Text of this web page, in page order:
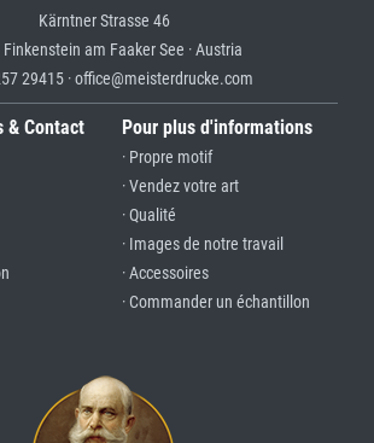
Kärntner Strasse 46
am Faaker See · Austria
29415 · office@meisterdrucke.com
& Contact Pour plus d'informations
· Propre motif
· Vendez votre art
· Qualité
· Images de notre travail
· Accessoires
· Commander un échantillon